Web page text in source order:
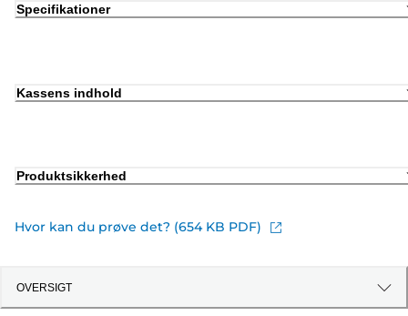
Specifikationer
Kassens indhold
Produktsikkerhed
Hvor kan du prøve det? (654 KB PDF)
OVERSIGT